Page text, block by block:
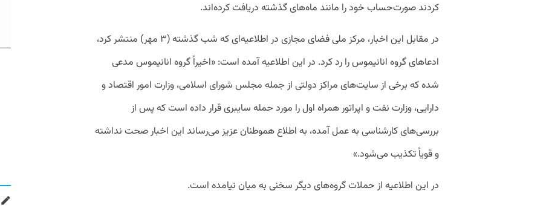
کردند صورت‌حساب خود را مانند ماه‌های گذشته دریافت کرده‌اند.
در مقابل این اخبار، مرکز ملی فضای مجازی در اطلاعیه‌ای که شب گذشته (۳ مهر) منتشر کرد،
ادعاهای گروه انانیموس را رد کرد. در این اطلاعیه آمده است: «اخیراً گروه انانیموس مدعی
شده که برخی از سایت‌های مراکز دولتی از جمله مجلس شورای اسلامی، وزارت امور اقتصاد و
دارایی، وزارت نفت و اپراتور همراه اول را مورد حمله سایبری قرار داده است که پس از
بررسی‌های کارشناسی به عمل آمده، به اطلاع هموطنان عزیز می‌رساند این اخبار صحت نداشته
و قویاً تکذیب می‌شود.»
در این اطلاعیه از حملات گروه‌های دیگر سخنی به میان نیامده است.